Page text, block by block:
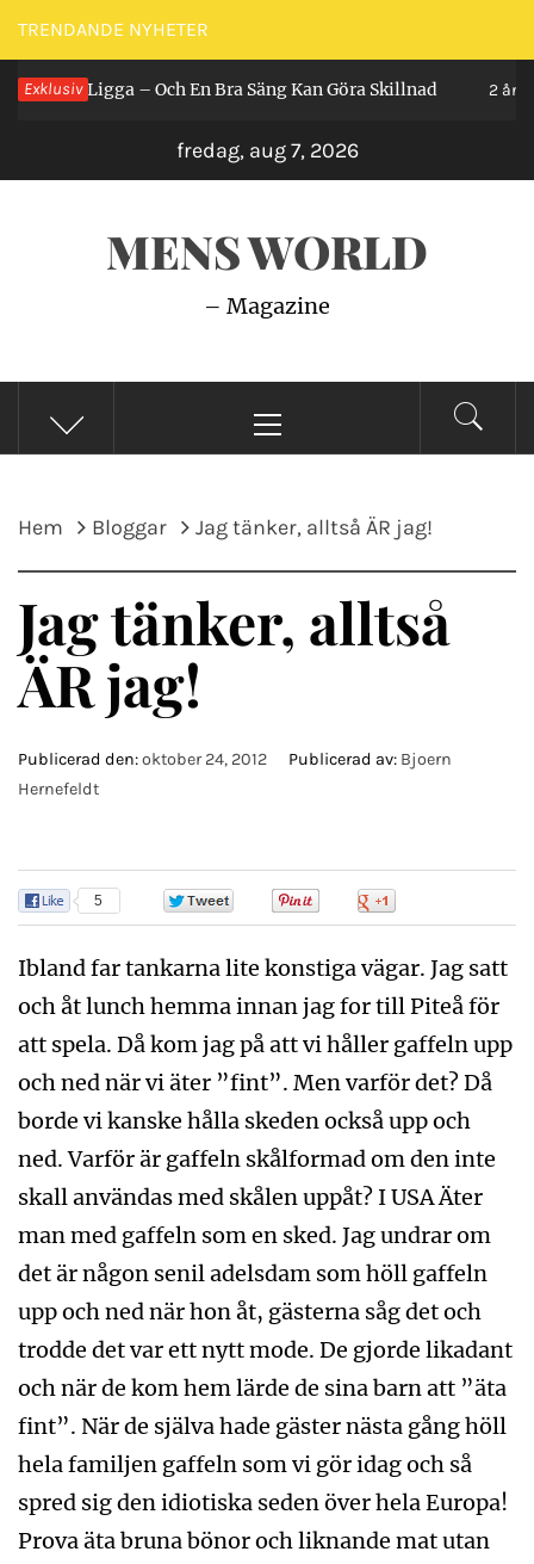
Hoppa
till
innehåll
TRENDANDE NYHETER
Exklusiv
Man Ligga – Och En Bra Säng Kan Göra Skillnad 2 år
fredag, aug 7, 2026
MENS WORLD
– Magazine
meny
Hem Bloggar Jag tänker, alltså ÄR jag!
Jag tänker, alltså
ÄR jag!
Publicerad den:oktober 24, 2012 Publicerad av: Bjoern
Hernefeldt
5
Ibland far tankarna lite konstiga vägar. Jag satt
och åt lunch hemma innan jag for till Piteå för
att spela. Då kom jag på att vi håller gaffeln upp
och ned när vi äter ”fint”. Men varför det? Då
borde vi kanske hålla skeden också upp och
ned. Varför är gaffeln skålformad om den inte
skall användas med skålen uppåt? I USA Äter
man med gaffeln som en sked. Jag undrar om
det är någon senil adelsdam som höll gaffeln
upp och ned när hon åt, gästerna såg det och
trodde det var ett nytt mode. De gjorde likadant
och när de kom hem lärde de sina barn att ”äta
fint”. När de själva hade gäster nästa gång höll
hela familjen gaffeln som vi gör idag och så
spred sig den idiotiska seden över hela Europa!
Prova äta bruna bönor och liknande mat utan